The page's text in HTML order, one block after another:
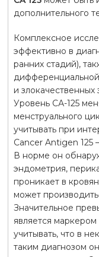
дополнительного
Комплексное
эффективно в
ранних стадий),
и злокачественных
Уровень СА-125
менструального
учитывать при
Cancer Antigen 125
В норме он
эндометрия,
проникает в
может
Значительное
является
учитывать, что в
таким диагнозом